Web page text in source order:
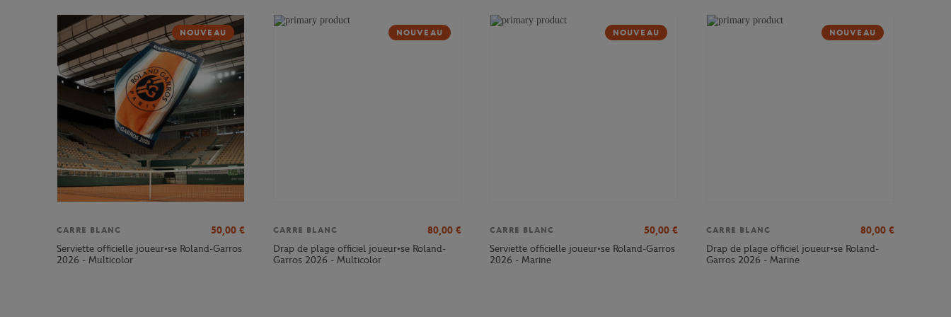
NOUVEAU
CARRE BLANC 50,00 €
Serviette officielle joueur•se Roland-Garros
2026 - Multicolor
NOUVEAU
CARRE BLANC 80,00 €
Drap de plage officiel joueur•se Roland-
Garros 2026 - Multicolor
NOUVEAU
CARRE BLANC 50,00 €
Serviette officielle joueur•se Roland-Garros
2026 - Marine
NOUVEAU
CARRE BLANC 80,00 €
Drap de plage officiel joueur•se Roland-
Garros 2026 - Marine